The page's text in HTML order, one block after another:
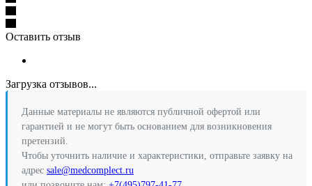
Оставить отзыв
Загрузка отзывов...
Данные материалы не являются публичной офертой или
гарантией и не могут быть основанием для возникновения
претензий.
Чтобы уточнить наличие и характеристики, отправьте заявку на
адрес sale@medcomplect.ru